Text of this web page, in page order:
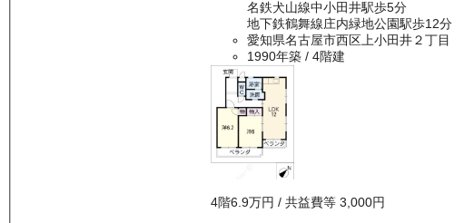
名鉄犬山線中小田井駅歩5分
地下鉄鶴舞線庄内緑地公園駅歩12分
愛知県名古屋市西区上小田井２丁目
1990年築 / 4階建
4階6.9万円 / 共益費等 3,000円